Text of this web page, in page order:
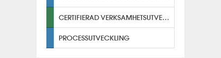
CERTIFIERAD VERKSAMHETSUTVECKLARE
PROCESSUTVECKLING